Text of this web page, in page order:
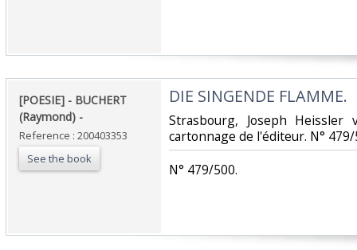
‎[POESIE] - BUCHERT
(Raymond) - ‎
Reference : 200403353
See the book
‎DIE SINGENDE FLAMME. ‎
‎Strasbourg, Joseph
cartonnage de l'éditeur. N° 479/
‎N° 479/500.‎